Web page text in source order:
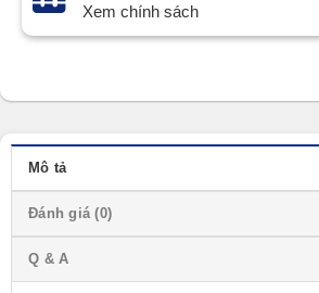
Xem chính sách
Mô tả
Đánh giá (0)
Q & A